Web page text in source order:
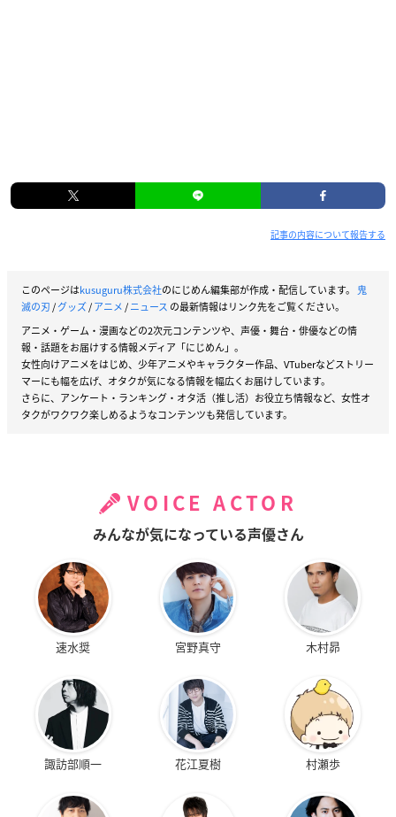
記事の内容について報告する
このページはkusuguru株式会社のにじめん編集部が作成・配信しています。 鬼
滅の刃/グッズ/アニメ/ニュース の最新情報はリンク先をご覧ください。
アニメ・ゲーム・漫画などの2次元コンテンツや、声優・舞台・俳優などの情
報・話題をお届けする情報メディア「にじめん」。
女性向けアニメをはじめ、少年アニメやキャラクター作品、VTuberなどストリー
マーにも幅を広げ、オタクが気になる情報を幅広くお届けしています。
さらに、アンケート・ランキング・オタ活（推し活）お役立ち情報など、女性オ
タクがワクワク楽しめるようなコンテンツも発信しています。
VOICE ACTOR
みんなが気になっている声優さん
速水奨 宮野真守 木村昴
諏訪部順一 花江夏樹 村瀬歩